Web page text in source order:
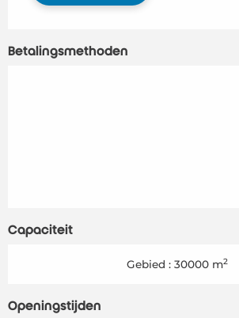
Betalingsmethoden
Capaciteit
Gebied : 30000 m2
Openingstijden